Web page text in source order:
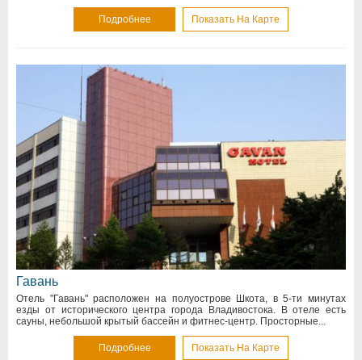
Подробнее Показать На Карте
Гавань
Отель "Гавань" расположен на полуострове Шкота, в 5-ти минутах
езды от исторического центра города Владивостока. В отеле есть
сауны, небольшой крытый бассейн и фитнес-центр. Просторные...
Подробнее Показать На Карте